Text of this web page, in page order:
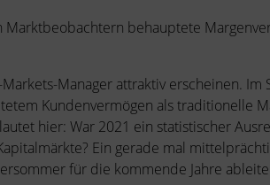
behauptete
Manager attraktiv erscheinen. Im
Kundenvermögen als traditionelle
hier: War 2021 ein statistischer
Ein gerade mal
für die kommende Jahre